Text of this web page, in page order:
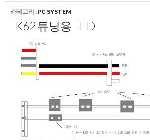
카테고리 : PC SYSTEM
K62 튜닝용 LED